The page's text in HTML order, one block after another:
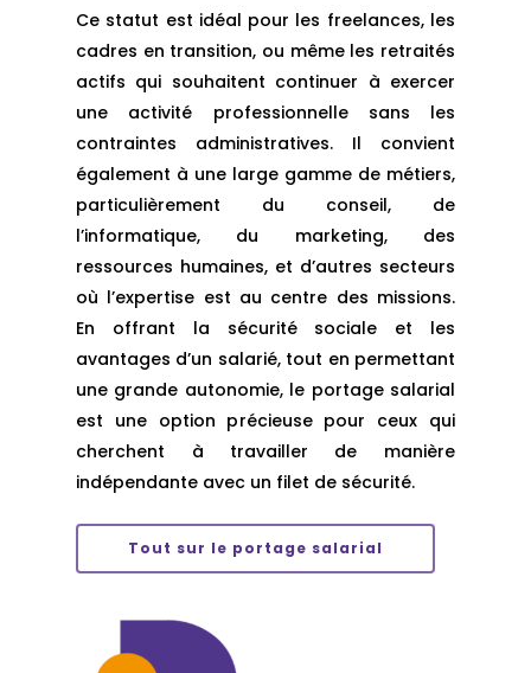
Ce statut est idéal pour les freelances, les
cadres en transition, ou même les retraités
actifs qui souhaitent continuer à exercer
une activité professionnelle sans les
contraintes administratives. Il convient
également à une large gamme de métiers,
particulièrement du conseil, de
l’informatique, du marketing, des
ressources humaines, et d’autres secteurs
où l’expertise est au centre des missions.
En offrant la sécurité sociale et les
avantages d’un salarié, tout en permettant
une grande autonomie, le portage salarial
est une option précieuse pour ceux qui
cherchent à travailler de manière
indépendante avec un filet de sécurité.
Tout sur le portage salarial